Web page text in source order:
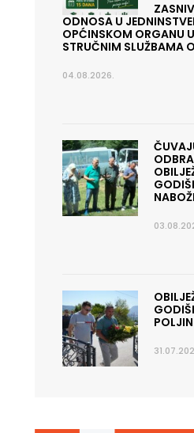
ODNOSA U
OPĆINSKOM ORGANU
STRUČNIM SLUŽBAMA
04.08.2026.